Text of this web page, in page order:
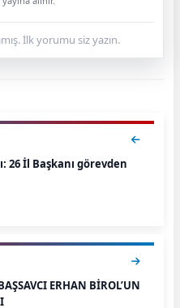
İlk yorumu siz yazın.
26 İl Başkanı görevden
ERHAN BİROL’UN